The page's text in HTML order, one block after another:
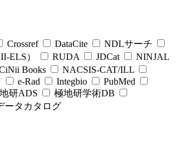
Crossref DataCite
NDLサーチ
ELS）
RUDA JDCat
NINJAL
Books
NACSIS-CAT/ILL
e-Rad Integbio
PubMed
研ADS
極地研学術DB
ータカタログ